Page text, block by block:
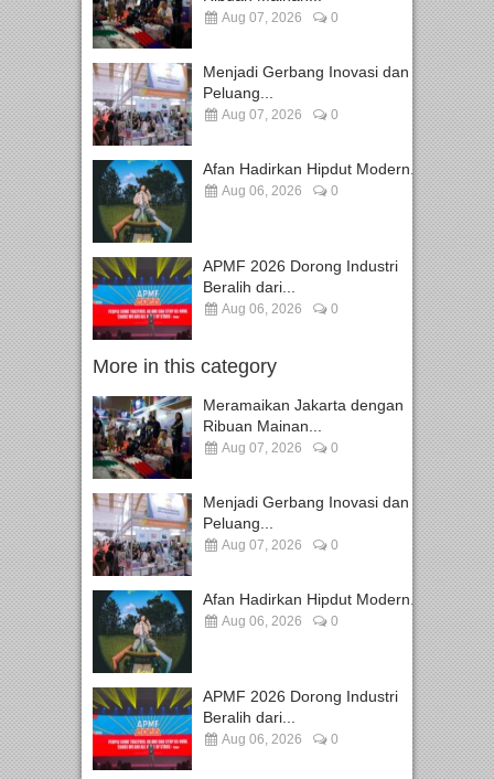
Aug 07, 2026 0
Menjadi Gerbang Inovasi dan
Peluang...
Aug 07, 2026 0
Afan Hadirkan Hipdut Modern...
Aug 06, 2026 0
APMF 2026 Dorong Industri
Beralih dari...
Aug 06, 2026 0
More in this category
Meramaikan Jakarta dengan
Ribuan Mainan...
Aug 07, 2026 0
Menjadi Gerbang Inovasi dan
Peluang...
Aug 07, 2026 0
Afan Hadirkan Hipdut Modern...
Aug 06, 2026 0
APMF 2026 Dorong Industri
Beralih dari...
Aug 06, 2026 0